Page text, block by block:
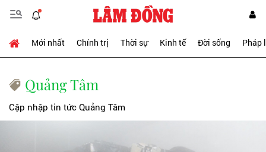
Mới nhất Chính trị Thời sự Kinh tế Đời sống Pháp
Quảng Tâm
Cập nhập tin tức Quảng Tâm